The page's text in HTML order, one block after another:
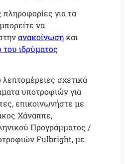
για τα
να
ανακοίνωσηκαι
του ιδρύματος
λεπτομέρειες σχετικά
υποτροφιών για
επικοινωνήστε με
Χάναππε,
Προγράμματος /
Fulbright, με